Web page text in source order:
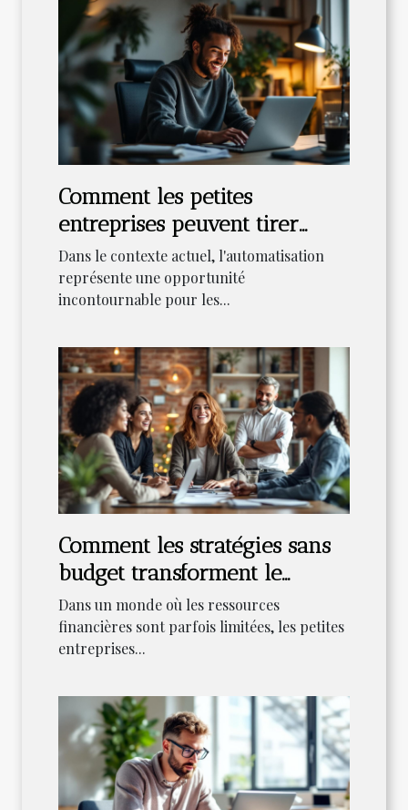
Comment les petites
entreprises peuvent tirer
profit de l'automatisation ?
Dans le contexte actuel, l'automatisation
représente une opportunité
incontournable pour les...
Comment les stratégies sans
budget transforment le
marketing des petites
entreprises ?
Dans un monde où les ressources
financières sont parfois limitées, les petites
entreprises...